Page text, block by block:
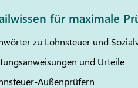
für maximale
zu Lohnsteuer und
und Urteile
Außenprüfern